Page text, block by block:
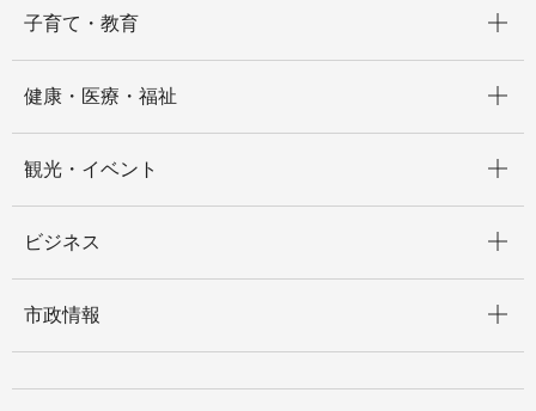
子育て・教育
健康・医療・福祉
観光・イベント
ビジネス
市政情報